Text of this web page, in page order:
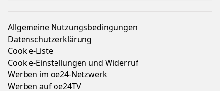
Allgemeine Nutzungsbedingungen
Datenschutzerklärung
Cookie-Liste
Cookie-Einstellungen und Widerruf
Werben im oe24-Netzwerk
Werben auf oe24TV